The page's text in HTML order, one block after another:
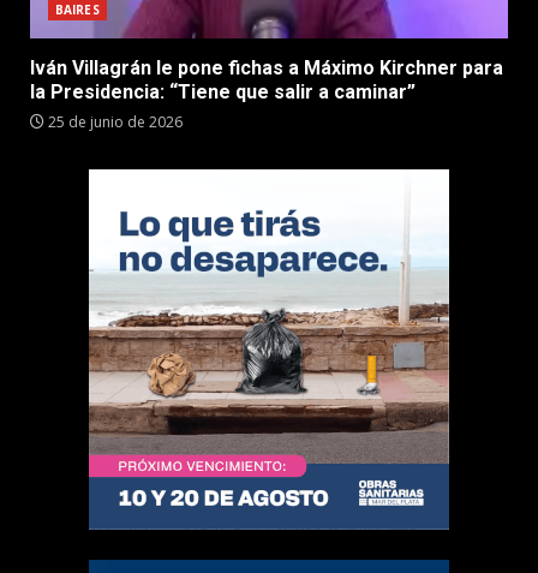
BAIRES
Iván Villagrán le pone fichas a Máximo Kirchner para
la Presidencia: “Tiene que salir a caminar”
25 de junio de 2026